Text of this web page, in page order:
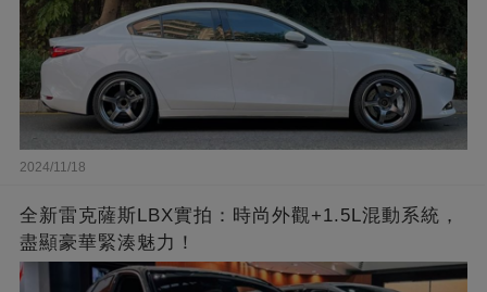
2024/11/18
全新雷克薩斯LBX實拍：時尚外觀+1.5L混動系統，
盡顯豪華緊湊魅力！